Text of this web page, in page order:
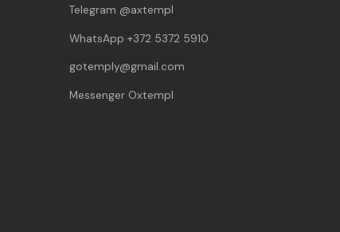
Telegram @axtempl
WhatsApp +372 5372 5910
gotemply@gmail.com
Messenger Oxtempl